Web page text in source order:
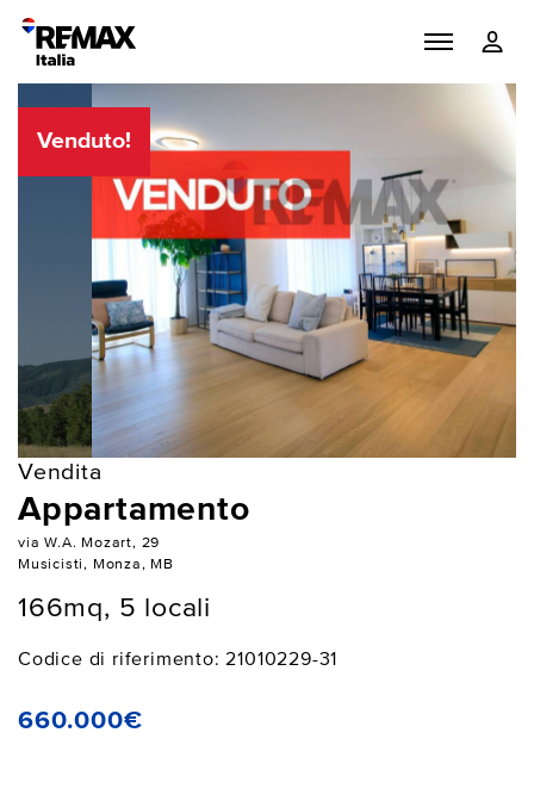
Venduto!
Vendita
Appartamento
via W.A. Mozart, 29
Musicisti, Monza, MB
166mq, 5 locali
Codice di riferimento: 21010229-31
660.000€